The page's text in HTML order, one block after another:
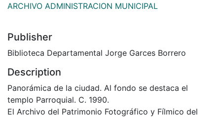
ARCHIVO ADMINISTRACION MUNICIPAL
Publisher
Biblioteca Departamental Jorge Garces Borrero
Description
Panorámica de la ciudad. Al fondo se destaca el
templo Parroquial. C. 1990.
El Archivo del Patrimonio Fotográfico y Fílmico del